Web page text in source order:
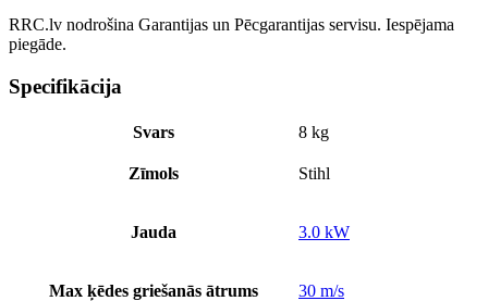
RRC.lv nodrošina Garantijas un Pēcgarantijas servisu. Iespējama
piegāde.
Specifikācija
Svars 8 kg
Zīmols Stihl
Jauda 3.0 kW
Max ķēdes griešanās ātrums 30 m/s